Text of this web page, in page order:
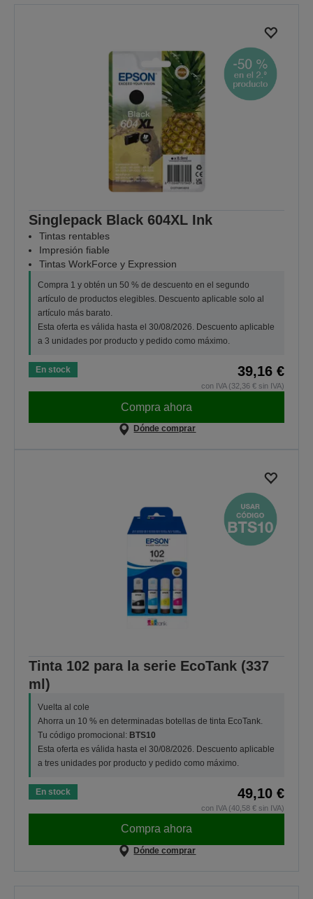
Singlepack Black 604XL Ink
Tintas rentables
Impresión fiable
Tintas WorkForce y Expression
Compra 1 y obtén un 50 % de descuento en el segundo
artículo de productos elegibles. Descuento aplicable solo al
artículo más barato.
Esta oferta es válida hasta el 30/08/2026. Descuento aplicable
a 3 unidades por producto y pedido como máximo.
En stock 39,16 €
con IVA (32,36 € sin IVA)
Compra ahora
Dónde comprar
Tinta 102 para la serie EcoTank (337
ml)
Vuelta al cole
Ahorra un 10 % en determinadas botellas de tinta EcoTank.
Tu código promocional: BTS10
Esta oferta es válida hasta el 30/08/2026. Descuento aplicable
a tres unidades por producto y pedido como máximo.
En stock 49,10 €
con IVA (40,58 € sin IVA)
Compra ahora
Dónde comprar